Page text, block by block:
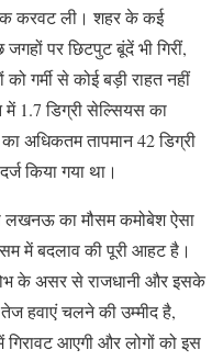
करवट ली। शहर के कई
पर छिटपुट बूंदें भी गिरीं,
गर्मी से कोई बड़ी राहत नहीं
में 1.7 डिग्री सेल्सियस का
अधिकतम तापमान 42 डिग्री
किया गया था।
लखनऊ का मौसम कमोबेश ऐसा
में बदलाव की पूरी आहट है।
के असर से राजधानी और इसके
हवाएं चलने की उम्मीद है,
गिरावट आएगी और लोगों को इस